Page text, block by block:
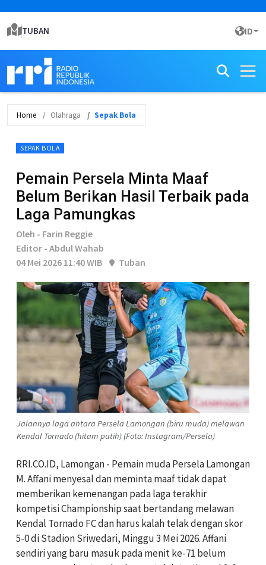
TUBAN ID
Home Olahraga Sepak Bola
SEPAK BOLA
Pemain Persela Minta Maaf
Belum Berikan Hasil Terbaik pada
Laga Pamungkas
Oleh - Farin Reggie
Editor - Abdul Wahab
04 Mei 2026 11:40 WIB
Tuban
Jalannya laga antara Persela Lamongan (biru muda) melawan
Kendal Tornado (hitam putih) (Foto: Instagram/Persela)
RRI.CO.ID, Lamongan - Pemain muda Persela Lamongan
M. Affani menyesal dan meminta maaf tidak dapat
memberikan kemenangan pada laga terakhir
kompetisi Championship saat bertandang melawan
Kendal Tornado FC dan harus kalah telak dengan skor
5-0 di Stadion Sriwedari, Minggu 3 Mei 2026. Affani
sendiri yang baru masuk pada menit ke-71 belum